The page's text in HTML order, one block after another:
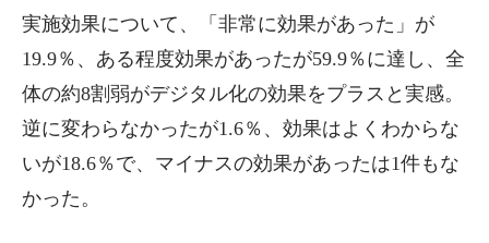
実施効果について、「非常に効果があった」が
19.9％、ある程度効果があったが59.9％に達し、全
体の約8割弱がデジタル化の効果をプラスと実感。
逆に変わらなかったが1.6％、効果はよくわからな
いが18.6％で、マイナスの効果があったは1件もな
かった。